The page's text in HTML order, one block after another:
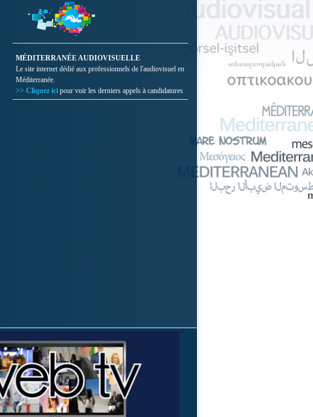
MÉDITERRANÉE AUDIOVISUELLE
Le site internet dédié aux professionnels de l'audiovisuel en
Méditerranée.
>> Cliquez ici pour voir les derniers appels à candidatures